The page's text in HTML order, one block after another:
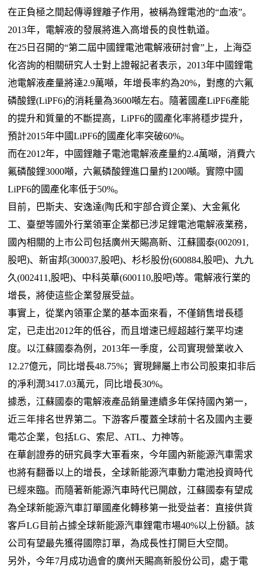
在正負極之間起傳導鋰離子作用，被稱為鋰電池的“血液”。
2013年，電解液的發展將進入高增長的良性軌道。
在25日召開的“第二屆中國鋰電池電解液研討會”上，上海亞
化咨詢的相關研究人士對上證報記者表示，2013年中國鋰電
池電解液產量將達2.9萬噸，年增長率約為20%，對應的六氟
磷酸鋰(LiPF6)的消耗量為3600噸左右。隨著國產LiPF6產能
的提升和質量的不斷提高，LiPF6的國產化率將穩步提升，
預計2015年中國LiPF6的國產化率突破60%。
而在2012年，中國鋰離子電池電解液產量約2.4萬噸，消費六
氟磷酸鋰3000噸，六氟磷酸鋰進口量約1200噸。實際中國
LiPF6的國產化率低于50%。
目前，巴斯夫、安逸達(陶氏和宇部合資企業)、大金氟化
工、臺塑等國外行業領軍企業都已涉足鋰電池電解液業務，
國內相關的上市公司包括廣州天賜高新、江蘇國泰(002091,
股吧)、新宙邦(300037,股吧)、杉杉股份(600884,股吧)、九九
久(002411,股吧)、中科英華(600110,股吧)等。電解液行業的
增長，將使這些企業發展受益。
事實上，從業內領軍企業的基本面來看，不僅銷售增長穩
定，已走出2012年的低谷，而且增速已經超越行業平均速
度。以江蘇國泰為例，2013年一季度，公司實現營業收入
12.27億元，同比增長48.75%；實現歸屬上市公司股東扣非后
的凈利潤3417.03萬元，同比增長30%。
據悉，江蘇國泰的電解液產品銷量連續多年保持國內第一，
近三年排名世界第二。下游客戶覆蓋全球前十名及國內主要
電芯企業，包括LG、索尼、ATL、力神等。
在華創證券的研究員李大軍看來，今年國內新能源汽車需求
也將有翻番以上的增長，全球新能源汽車動力電池投資時代
已經來臨。而隨著新能源汽車時代已開啟，江蘇國泰有望成
為全球新能源汽車訂單國產化轉移第一批受益者：直接供貨
客戶LG目前占據全球新能源汽車鋰電市場40%以上份額。該
公司有望最先獲得國際訂單，為成長性打開巨大空間。
另外，今年7月成功過會的廣州天賜高新股份公司，處于電